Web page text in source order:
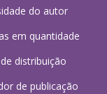
do autor
em quantidade
distribuição
de publicação